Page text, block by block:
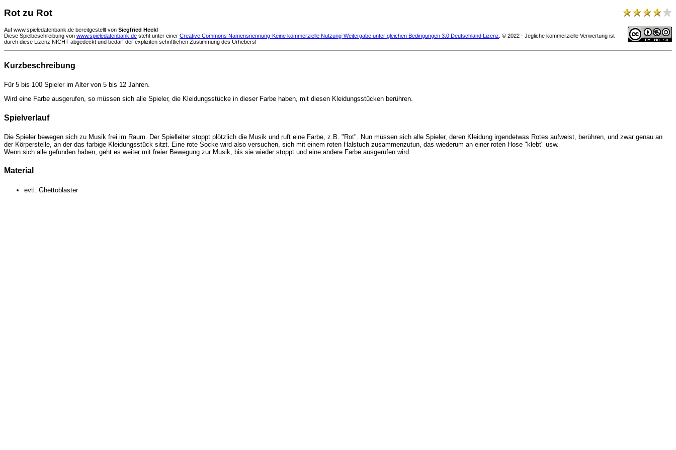
Rot zu Rot
Auf www.spieledatenbank.de bereitgestellt von Siegfried Heckl
Diese Spielbeschreibung von www.spieledatenbank.de steht unter einer Creative Commons Namensnennung-Keine kommerzielle Nutzung-Weitergabe unter gleichen Bedingungen 3.0 Deutschland Lizenz . © 2022 - Jegliche kommerzielle Verwertung ist
durch diese Lizenz NICHT abgedeckt und bedarf der expliziten schriftlichen Zustimmung des Urhebers!
Kurzbeschreibung
Für 5 bis 100 Spieler im Alter von 5 bis 12 Jahren.
Wird eine Farbe ausgerufen, so müssen sich alle Spieler, die Kleidungsstücke in dieser Farbe haben, mit diesen Kleidungsstücken berühren.
Spielverlauf
Die Spieler bewegen sich zu Musik frei im Raum. Der Spielleiter stoppt plötzlich die Musik und ruft eine Farbe, z.B. "Rot". Nun müssen sich alle Spieler, deren Kleidung irgendetwas Rotes aufweist, berühren, und zwar genau an
der Körperstelle, an der das farbige Kleidungsstück sitzt. Eine rote Socke wird also versuchen, sich mit einem roten Halstuch zusammenzutun, das wiederum an einer roten Hose "klebt" usw.
Wenn sich alle gefunden haben, geht es weiter mit freier Bewegung zur Musik, bis sie wieder stoppt und eine andere Farbe ausgerufen wird.
Material
evtl. Ghettoblaster